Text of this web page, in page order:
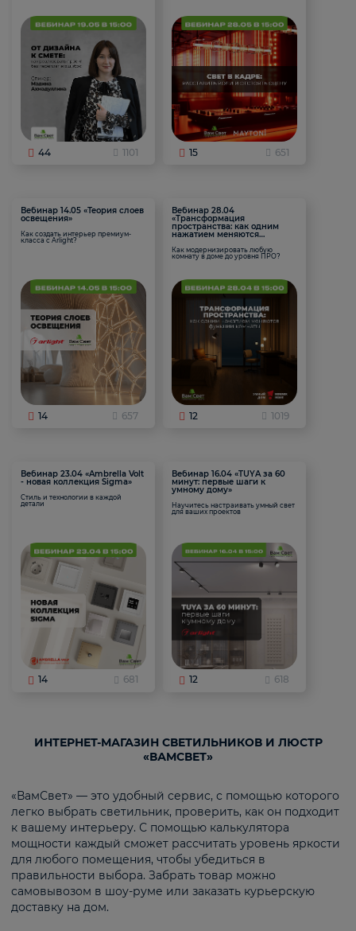
44 1101 15 651
Вебинар 14.05 «Теория слоев
освещения»
Как создать интерьер премиум-
класса с Arlight?
14 657
Вебинар 28.04
«Трансформация
пространства: как одним
нажатием меняются
Как модернизировать любую
комнату в доме до уровня ПРО?
12 1019
Вебинар 23.04 «Ambrella Volt
- новая коллекция Sigma»
Стиль и технологии в каждой
детали
14 681
Вебинар 16.04 «TUYA за 60
минут: первые шаги к
умному дому»
Научитесь настраивать умный свет
для ваших проектов
12 618
ИНТЕРНЕТ-МАГАЗИН СВЕТИЛЬНИКОВ И ЛЮСТР
«ВАМСВЕТ»
«ВамСвет» — это удобный сервис, с помощью которого
легко выбрать светильник, проверить, как он подходит
к вашему интерьеру. С помощью калькулятора
мощности каждый сможет рассчитать уровень яркости
для любого помещения, чтобы убедиться в
правильности выбора. Забрать товар можно
самовывозом в шоу-руме или заказать курьерскую
доставку на дом.